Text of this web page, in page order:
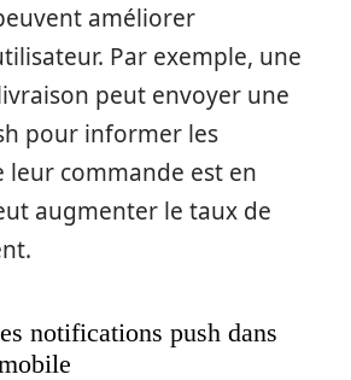
améliorer
Par exemple, une
peut envoyer une
pour informer les
leur commande est en
augmenter le taux de
notifications push dans